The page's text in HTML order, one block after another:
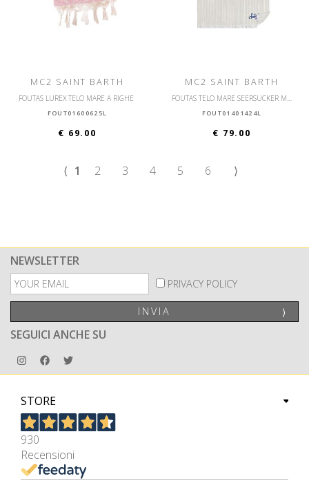
MC2 SAINT BARTH
FOUTAS LUREX TELO MARE A RIGHE
FOUT01600625L
€ 69.00
MC2 SAINT BARTH
FOUTAS TELO MARE SEERSUCKER MICRO RILIEVO A RIGHE
FOUT01401424L
€ 79.00
⟨ 1 2 3 4 5 6 ⟩
NEWSLETTER
PRIVACY POLICY
INVIA ⟩
SEGUICI ANCHE SU
STORE
930
Recensioni